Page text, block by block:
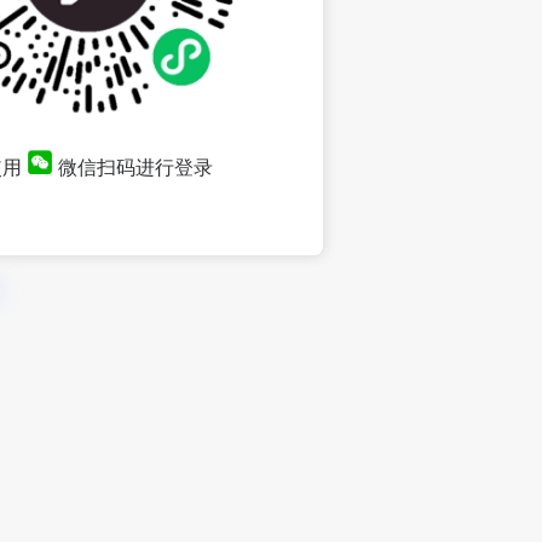
微信扫码进行登录